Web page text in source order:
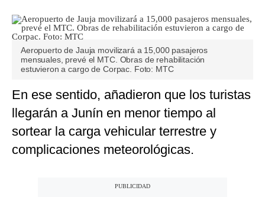
Aeropuerto de Jauja movilizará a 15,000 pasajeros
mensuales, prevé el MTC. Obras de rehabilitación
estuvieron a cargo de Corpac. Foto: MTC
En ese sentido, añadieron que los turistas
llegarán a Junín en menor tiempo al
sortear la carga vehicular terrestre y
complicaciones meteorológicas.